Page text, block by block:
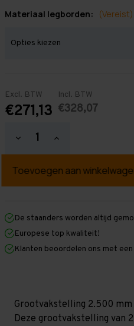
Materiaal legborden: (Vereist)
Excl. BTW
€271,13
Incl. BTW
€328,07
Hoeveelheid
verlagen
Grootvakstelling
mm
mm
x
400
mm
Hoeveelheid
verhogen
Grootvakstelling
mm
mm
400
mm
De staanders worden altijd
Europese top kwaliteit!
Klanten beoordelen ons met
Grootvakstelling 2.500
Deze grootvakstelling van